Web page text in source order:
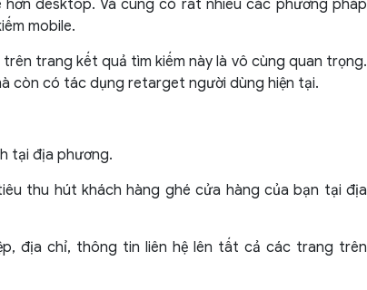
desktop. Và cũng có rất nhiều các phương pháp
mobile.
trang kết quả tìm kiếm này là vô cùng quan trọng.
còn có tác dụng retarget người dùng hiện tại.
tại địa phương.
thu hút khách hàng ghé cửa hàng của bạn tại địa
địa chỉ, thông tin liên hệ lên tất cả các trang trên